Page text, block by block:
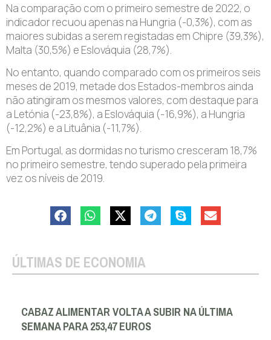
Na comparação com o primeiro semestre de 2022, o
indicador recuou apenas na Hungria (-0,3%), com as
maiores subidas a serem registadas em Chipre (39,3%),
Malta (30,5%) e Eslováquia (28,7%).
No entanto, quando comparado com os primeiros seis
meses de 2019, metade dos Estados-membros ainda
não atingiram os mesmos valores, com destaque para
a Letónia (-23,8%), a Eslováquia (-16,9%), a Hungria
(-12,2%) e a Lituânia (-11,7%).
Em Portugal, as dormidas no turismo cresceram 18,7%
no primeiro semestre, tendo superado pela primeira
vez os níveis de 2019.
ÚLTIMAS DE ECONOMIA
CABAZ ALIMENTAR VOLTA A SUBIR NA ÚLTIMA
SEMANA PARA 253,47 EUROS